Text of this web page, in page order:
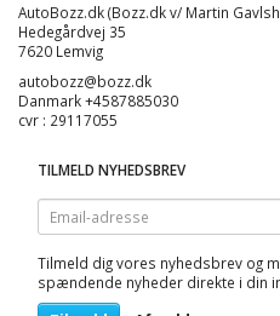
AutoBozz.dk (Bozz.dk v/ Martin
Hedegårdvej 35
7620 Lemvig
autobozz@bozz.dk
Danmark +4587885030
cvr : 29117055
TILMELD NYHEDSBREV
Email-
adresse
Tilmeld dig vores nyhedsbrev og
spændende nyheder direkte i din